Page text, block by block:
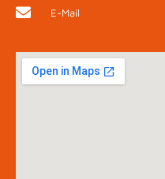
E-Mail